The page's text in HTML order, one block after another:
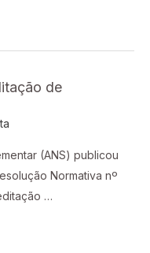
de
(ANS) publicou
Normativa nº
…